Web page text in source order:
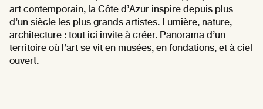
art contemporain, la Côte d’Azur inspire depuis plus
d’un siècle les plus grands artistes. Lumière, nature,
architecture : tout ici invite à créer. Panorama d’un
territoire où l’art se vit en musées, en fondations, et à ciel
ouvert.